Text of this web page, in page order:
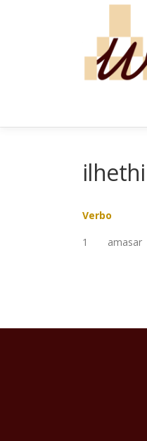
ilhethi
Verbo
1
amasar